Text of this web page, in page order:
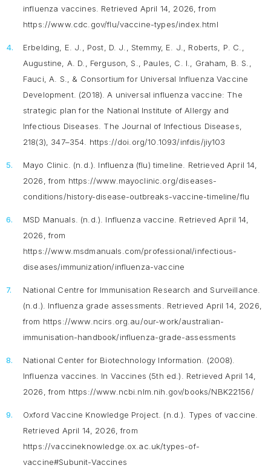
influenza vaccines . Retrieved April 14, 2026, from
https://www.cdc.gov/flu/vaccine-types/index.html
Erbelding, E. J., Post, D. J., Stemmy, E. J., Roberts, P. C.,
Augustine, A. D., Ferguson, S., Paules, C. I., Graham, B. S.,
Fauci, A. S., & Consortium for Universal Influenza Vaccine
Development. (2018). A universal influenza vaccine: The
strategic plan for the National Institute of Allergy and
Infectious Diseases. The Journal of Infectious Diseases,
218(3), 347–354. https://doi.org/10.1093/infdis/jiy103
Mayo Clinic. (n.d.). Influenza (flu) timeline. Retrieved April 14,
2026, from https://www.mayoclinic.org/diseases-
conditions/history-disease-outbreaks-vaccine-timeline/flu
MSD Manuals. (n.d.). Influenza vaccine. Retrieved April 14,
2026, from
https://www.msdmanuals.com/professional/infectious-
diseases/immunization/influenza-vaccine
National Centre for Immunisation Research and Surveillance.
(n.d.). Influenza grade assessments. Retrieved April 14, 2026,
from https://www.ncirs.org.au/our-work/australian-
immunisation-handbook/influenza-grade-assessments
National Center for Biotechnology Information. (2008).
Influenza vaccines . In Vaccines (5th ed.). Retrieved April 14,
2026, from https://www.ncbi.nlm.nih.gov/books/NBK22156/
Oxford Vaccine Knowledge Project. (n.d.). Types of vaccine
Retrieved April 14, 2026, from
https://vaccineknowledge.ox.ac.uk/types-of-
vaccine#Subunit-Vaccines